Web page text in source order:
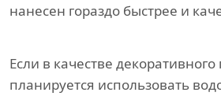
нанесен гораздо быстрее и
Если в качестве
планируется использовать